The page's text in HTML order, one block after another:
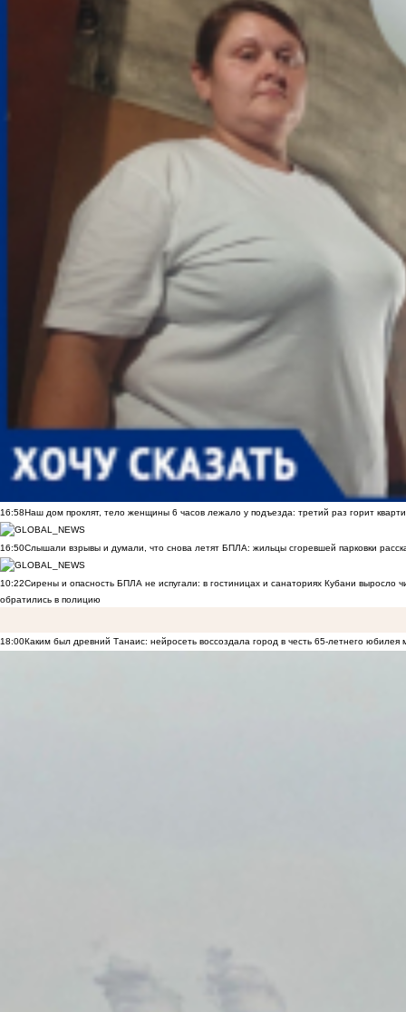
16:58Наш дом проклят, тело женщины 6 часов лежало у подъезда: третий раз горит
16:50Слышали взрывы и думали, что снова летят БПЛА: жильцы сгоревшей парковки
10:22Сирены и опасность БПЛА не испугали: в гостиницах и санаториях Кубани выросло
обратились в полицию
18:00Каким был древний Танаис: нейросеть воссоздала город в честь 65-летнего юбилея